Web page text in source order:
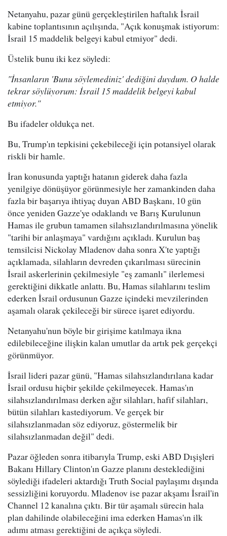
Netanyahu, pazar günü gerçekleştirilen haftalık İsrail
kabine toplantısının açılışında, "Açık konuşmak istiyorum:
İsrail 15 maddelik belgeyi kabul etmiyor" dedi.
Üstelik bunu iki kez söyledi:
"İnsanların 'Bunu söylemediniz' dediğini duydum. O halde
tekrar söylüyorum: İsrail 15 maddelik belgeyi kabul
etmiyor."
Bu ifadeler oldukça net.
Bu, Trump'ın tepkisini çekebileceği için potansiyel olarak
riskli bir hamle.
İran konusunda yaptığı hatanın giderek daha fazla
yenilgiye dönüşüyor görünmesiyle her zamankinden daha
fazla bir başarıya ihtiyaç duyan ABD Başkanı, 10 gün
önce yeniden Gazze'ye odaklandı ve Barış Kurulunun
Hamas ile grubun tamamen silahsızlandırılmasına yönelik
"tarihi bir anlaşmaya" vardığını açıkladı. Kurulun baş
temsilcisi Nickolay Mladenov daha sonra X'te yaptığı
açıklamada, silahların devreden çıkarılması sürecinin
İsrail askerlerinin çekilmesiyle "eş zamanlı" ilerlemesi
gerektiğini dikkatle anlattı. Bu, Hamas silahlarını teslim
ederken İsrail ordusunun Gazze içindeki mevzilerinden
aşamalı olarak çekileceği bir sürece işaret ediyordu.
Netanyahu'nun böyle bir girişime katılmaya ikna
edilebileceğine ilişkin kalan umutlar da artık pek gerçekçi
görünmüyor.
İsrail lideri pazar günü, "Hamas silahsızlandırılana kadar
İsrail ordusu hiçbir şekilde çekilmeyecek. Hamas'ın
silahsızlandırılması derken ağır silahları, hafif silahları,
bütün silahları kastediyorum. Ve gerçek bir
silahsızlanmadan söz ediyoruz, göstermelik bir
silahsızlanmadan değil" dedi.
Pazar öğleden sonra itibarıyla Trump, eski ABD Dışişleri
Bakanı Hillary Clinton'ın Gazze planını desteklediğini
söylediği ifadeleri aktardığı Truth Social paylaşımı dışında
sessizliğini koruyordu. Mladenov ise pazar akşamı İsrail'in
Channel 12 kanalına çıktı. Bir tür aşamalı sürecin hala
plan dahilinde olabileceğini ima ederken Hamas'ın ilk
adımı atması gerektiğini de açıkça söyledi.